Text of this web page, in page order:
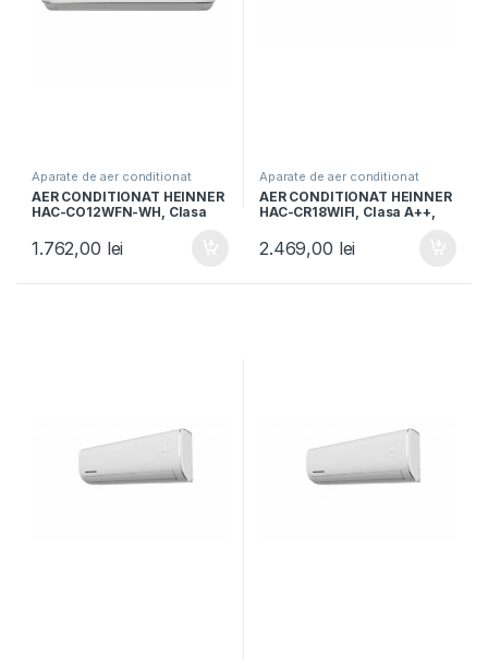
Aparate de aer conditionat
AER CONDITIONAT HEINNER
HAC-CO12WFN-WH, Clasa
Functie ECO, Follow me, R32,
Alb
1.762,00 lei
Aparate de aer conditionat
AER CONDITIONAT HEINNER
HAC-CR18WIFI, Clasa A++,
Control Wi-Fi, Functie
incalzire, Follow me, Functie
2.469,00 lei